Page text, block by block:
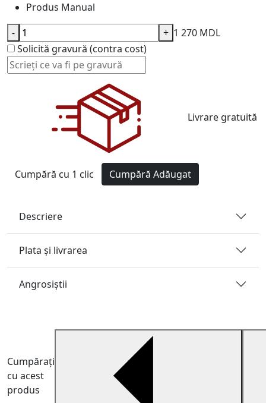
Produs Manual
1 270 MDL
Solicită gravură (contra cost)
- +
Livrare gratuită
Cumpără cu 1 clic Cumpără Adăugat
Descriere
Plata și livrarea
Angrosiştii
Cumpărați
cu acest
produs